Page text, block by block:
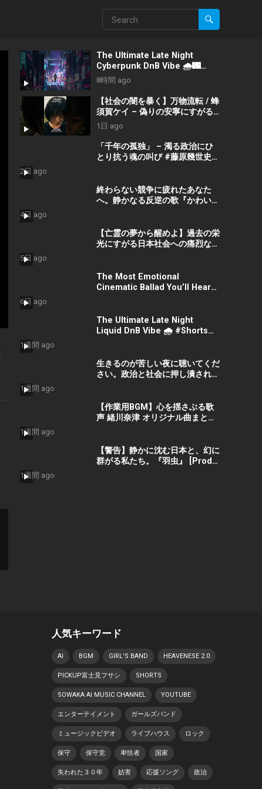
The Ultimate Late Night
Cyberpunk DnB Vibe 🌧️🌃
#Shorts #Cyberpunk
#LateNightVibes
#ElectronicMusic
8時間 ago
【社会の闇を暴く】万物流転 / 蜂
須賀ケイ – 偽りの安寧にすがる
な #shorts #政治 #社会問題
1日 ago
「千年の孤独」 – 濁る政治にひ
とり抗う魂の叫び #藤原幾世史
2日 ago
終わらない競争に疲れたあなた
へ。静かなる反逆の歌『かわいた
4日 ago
【亡霊の夢から醒めよ】過去の栄
光にすがる日本社会への痛烈な一
5日 ago
The Most Emotional
Cinematic Ballad You’ll Hear
#EmotionalVibes #Piano
6日 ago
The Ultimate Late Night
Liquid DnB Vibe 🌧️ #Shorts
1週間 ago
生きるのが苦しい夜に聴いてくだ
さい。政治と社会に押し潰された
1週間 ago
【作業用BGM】心を揺さぶる歌
声 緒川奈津 オリジナル曲まとめ
#music #音楽
1週間 ago
【警告】静かに沈む日本と、幻に
群がる私たち。『羽虫』 [Prod.
1週間 ago
人気キーワード
AI BGM GIRL'S BAND HEAVENESE 2.0
PICKUP富士見フサシ SHORTS
SOWAKA AI MUSIC CHANNEL YOUTUBE
エンターテイメント ガールズバンド
ミュージックビデオ ライブハウス ロック
保守 保守党 卑怯者 国家
失われた３０年 妨害 応援ソング 政治